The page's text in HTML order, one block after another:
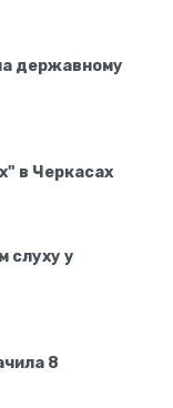
державному
в Черкасах
слуху у
8